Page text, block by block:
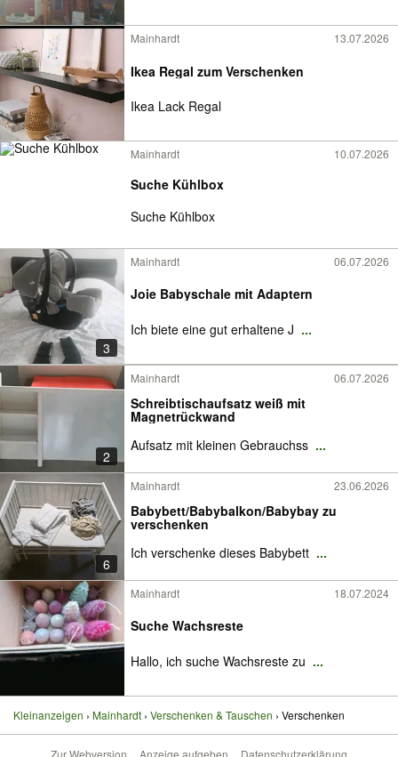
Mainhardt 13.07.2026
Ikea Regal zum Verschenken
Ikea Lack Regal
Mainhardt 10.07.2026
Suche Kühlbox
Suche Kühlbox
3
Mainhardt 06.07.2026
Joie Babyschale mit Adaptern
Ich biete eine gut erhaltene J ...
2
Mainhardt 06.07.2026
Schreibtischaufsatz weiß mit
Magnetrückwand
Aufsatz mit kleinen Gebrauchss ...
6
Mainhardt 23.06.2026
Babybett/Babybalkon/Babybay zu
verschenken
Ich verschenke dieses Babybett ...
Mainhardt 18.07.2024
Suche Wachsreste
Hallo, ich suche Wachsreste zu ...
Kleinanzeigen Mainhardt Verschenken & Tauschen Verschenken
Zur Webversion Anzeige aufgeben Datenschutzerklärung